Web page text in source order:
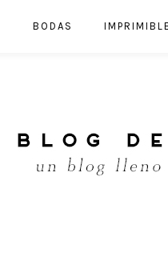
BODAS